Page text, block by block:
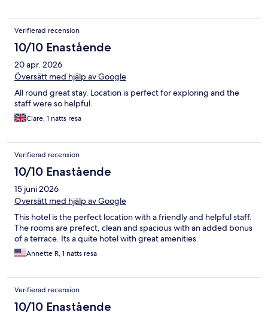
Verifierad recension
10/10 Enastående
20 apr. 2026
Översätt med hjälp av Google
All round great stay. Location is perfect for exploring and the
staff were so helpful.
Clare, 1 natts resa
Verifierad recension
10/10 Enastående
15 juni 2026
Översätt med hjälp av Google
This hotel is the perfect location with a friendly and helpful staff.
The rooms are prefect, clean and spacious with an added bonus
of a terrace. Its a quite hotel with great amenities.
Annette R, 1 natts resa
Verifierad recension
10/10 Enastående